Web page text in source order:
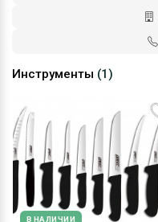
Инструменты (1)
В НАЛИЧИИ